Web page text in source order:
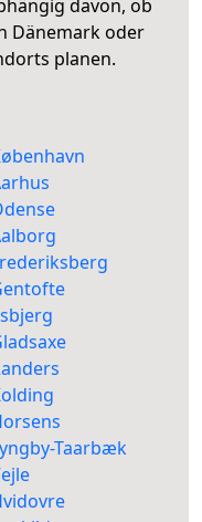
davon, ob
Dänemark oder
planen.
Taarbæk